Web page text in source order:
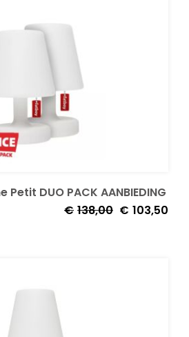
Petit DUO PACK AANBIEDING
€ 138,00 € 103,50